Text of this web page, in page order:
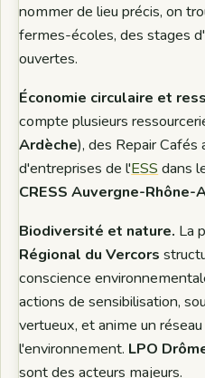
nommer de lieu précis, on
fermes-écoles, des stages
ouvertes.
Économie circulaire et
compte plusieurs
Ardèche), des Repair
d'entreprises de l'ESS dans
CRESS Auvergne-Rhône-
Biodiversité et nature. La
Régional du Vercors
conscience
actions de sensibilisation,
vertueux, et anime un
l'environnement. LPO
sont des acteurs majeurs.